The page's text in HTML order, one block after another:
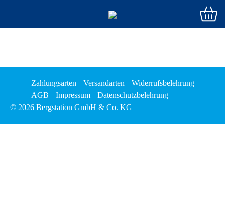
Zahlungsarten Versandarten
Widerrufsbelehrung
AGB
Impressum
Datenschutzbelehrung
© 2026 Bergstation GmbH & Co. KG